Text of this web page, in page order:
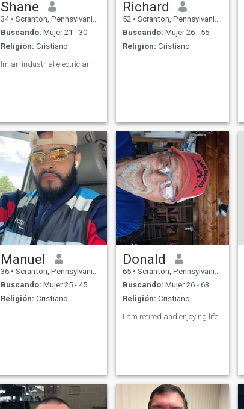
Shane
34 • Scranton, Pennsylvania, Estados Unidos
Buscando: Mujer 21 - 30
Religión: Cristiano
Im an industrial electrician
Richard
52 • Scranton, Pennsylvania, Estados Unidos
Buscando: Mujer 26 - 55
Religión: Cristiano
Manuel
36 • Scranton, Pennsylvania, Estados Unidos
Buscando: Mujer 25 - 45
Religión: Cristiano
Donald
65 • Scranton, Pennsylvania, Estados Unidos
Buscando: Mujer 26 - 63
Religión: Cristiano
I am retired and enjoying life